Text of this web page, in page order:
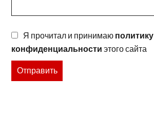
Я прочитал и принимаю политику
конфиденциальности этого сайта
Отправить